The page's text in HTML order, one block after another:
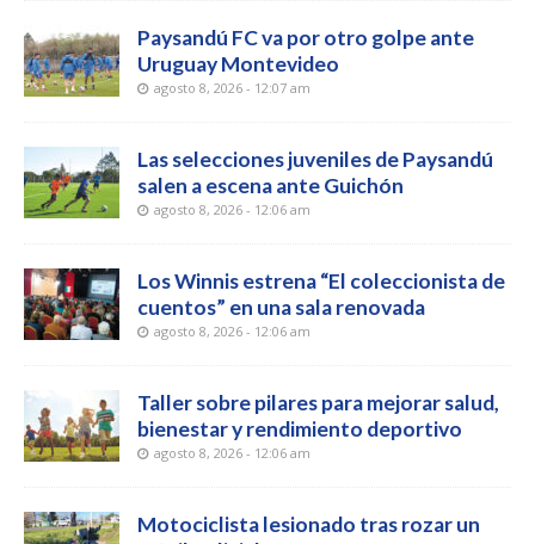
Paysandú FC va por otro golpe ante
Uruguay Montevideo
agosto 8, 2026 - 12:07 am
Las selecciones juveniles de Paysandú
salen a escena ante Guichón
agosto 8, 2026 - 12:06 am
Los Winnis estrena “El coleccionista de
cuentos” en una sala renovada
agosto 8, 2026 - 12:06 am
Taller sobre pilares para mejorar salud,
bienestar y rendimiento deportivo
agosto 8, 2026 - 12:06 am
Motociclista lesionado tras rozar un